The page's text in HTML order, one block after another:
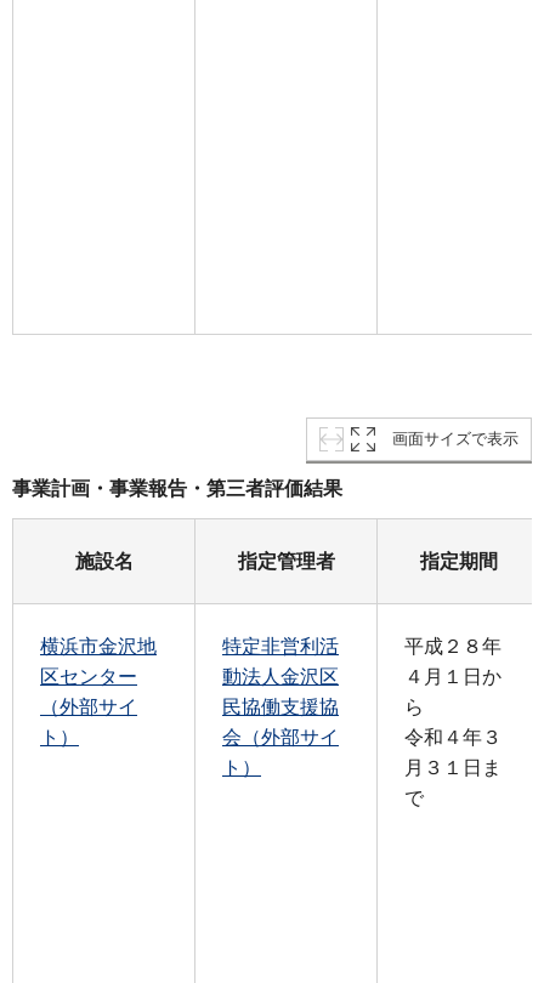
画面サイズで表示
事業計画・事業報告・第三者評価結果
施設名 指定管理者 指定期間
横浜市金沢地
区センター
（外部サイ
ト）
特定非営利活
動法人金沢区
民協働支援協
会（外部サイ
ト）
平成２８年
４月１日か
ら
令和４年３
月３１日ま
で